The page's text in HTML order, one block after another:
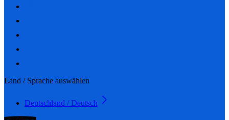
Land / Sprache auswählen
Deutschland / Deutsch